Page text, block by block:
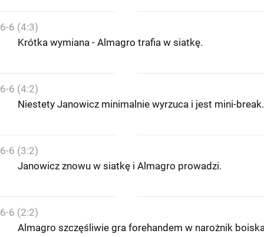
6-6 (4:3)
Krótka wymiana - Almagro trafia w siatkę.
6-6 (4:2)
Niestety Janowicz minimalnie wyrzuca i jest mini-break.
6-6 (3:2)
Janowicz znowu w siatkę i Almagro prowadzi.
6-6 (2:2)
Almagro szczęśliwie gra forehandem w narożnik